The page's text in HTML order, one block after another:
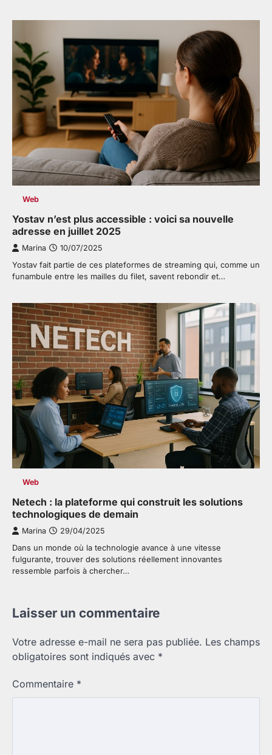
Web
Yostav n’est plus accessible : voici sa nouvelle
adresse en juillet 2025
Marina 10/07/2025
Yostav fait partie de ces plateformes de streaming qui, comme un
funambule entre les mailles du filet, savent rebondir et…
Web
Netech : la plateforme qui construit les solutions
technologiques de demain
Marina 29/04/2025
Dans un monde où la technologie avance à une vitesse
fulgurante, trouver des solutions réellement innovantes
ressemble parfois à chercher…
Laisser un commentaire
Votre adresse e-mail ne sera pas publiée. Les champs
obligatoires sont indiqués avec *
Commentaire *